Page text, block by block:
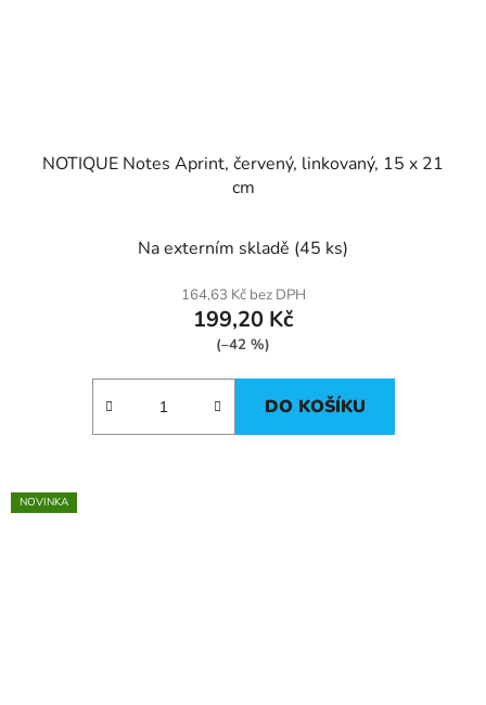
NOTIQUE Notes Aprint, červený, linkovaný, 15 x 21
cm
Na externím skladě (45 ks)
164,63 Kč bez DPH
199,20 Kč
(–42 %)
DO KOŠÍKU
NOVINKA